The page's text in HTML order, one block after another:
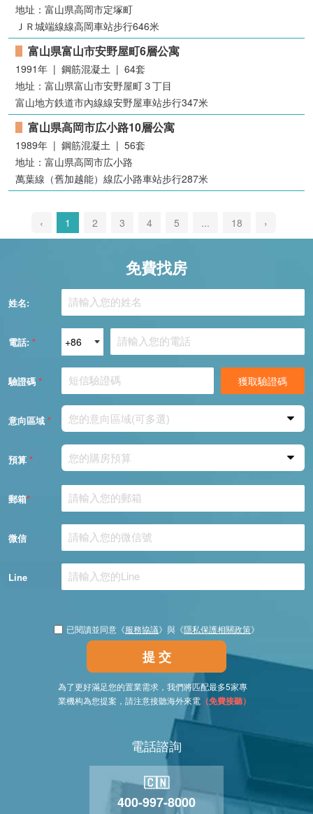
地址：富山県高岡市定塚町
ＪＲ城端線線高岡車站步行646米
富山県富山市安野屋町6層公寓
1991年 | 鋼筋混凝土 | 64套
地址：富山県富山市安野屋町３丁目
富山地方鉄道市內線線安野屋車站步行347米
富山県高岡市広小路10層公寓
1989年 | 鋼筋混凝土 | 56套
地址：富山県高岡市広小路
萬葉線（舊加越能）線広小路車站步行287米
‹ 1 2 3 4 5 ... 18 ›
免費找房
姓名:
電話: *
驗證碼 * 獲取驗證碼
意向區域 * 您的意向區域(可多選)
預算 * 您的購房預算
郵箱*
微信
Line
已閱讀並同意《服務協議》與《隱私保護相關政策》
提 交
為了更好滿足您的置業需求，我們將匹配最多5家專
業機构為您提案，請注意接聽海外來電 （免費接聽）
電話諮詢
🇨🇳
400-997-8000